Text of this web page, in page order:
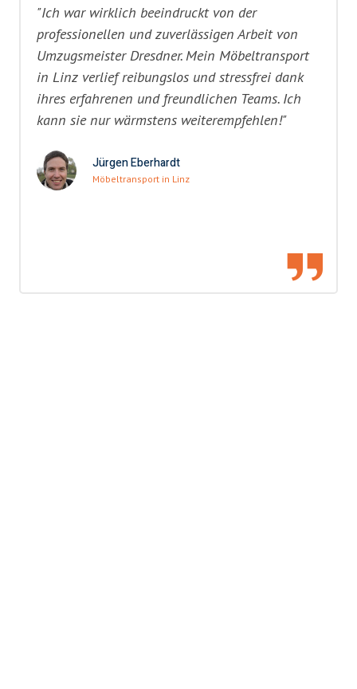
"Ich war wirklich beeindruckt von der
professionellen und zuverlässigen Arbeit von
Umzugsmeister Dresdner. Mein Möbeltransport
in Linz verlief reibungslos und stressfrei dank
ihres erfahrenen und freundlichen Teams. Ich
kann sie nur wärmstens weiterempfehlen!"
Jürgen Eberhardt
Möbeltransport in Linz